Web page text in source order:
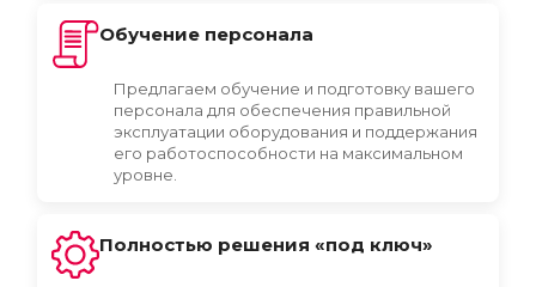
Обучение персонала
Предлагаем обучение и подготовку вашего
персонала для обеспечения правильной
эксплуатации оборудования и поддержания
его работоспособности на максимальном
уровне.
Полностью решения «под ключ»